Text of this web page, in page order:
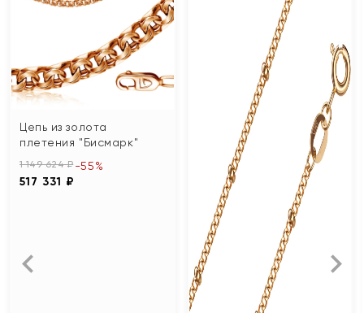
Цепь из золота
плетения "Бисмарк"
1 149 624 ₽
517 331 ₽
-55%